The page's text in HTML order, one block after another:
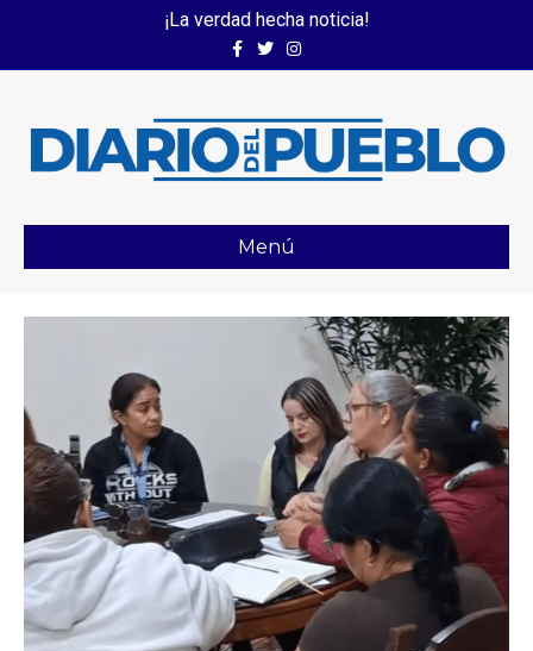
¡La verdad hecha noticia!
FacebookTwitterInstagram
Menú